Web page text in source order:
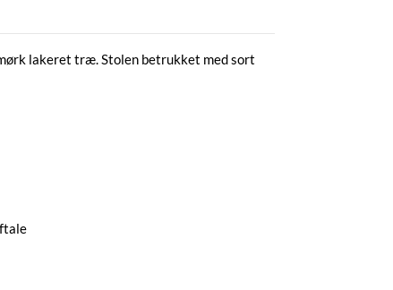
lakeret træ. Stolen betrukket med sort